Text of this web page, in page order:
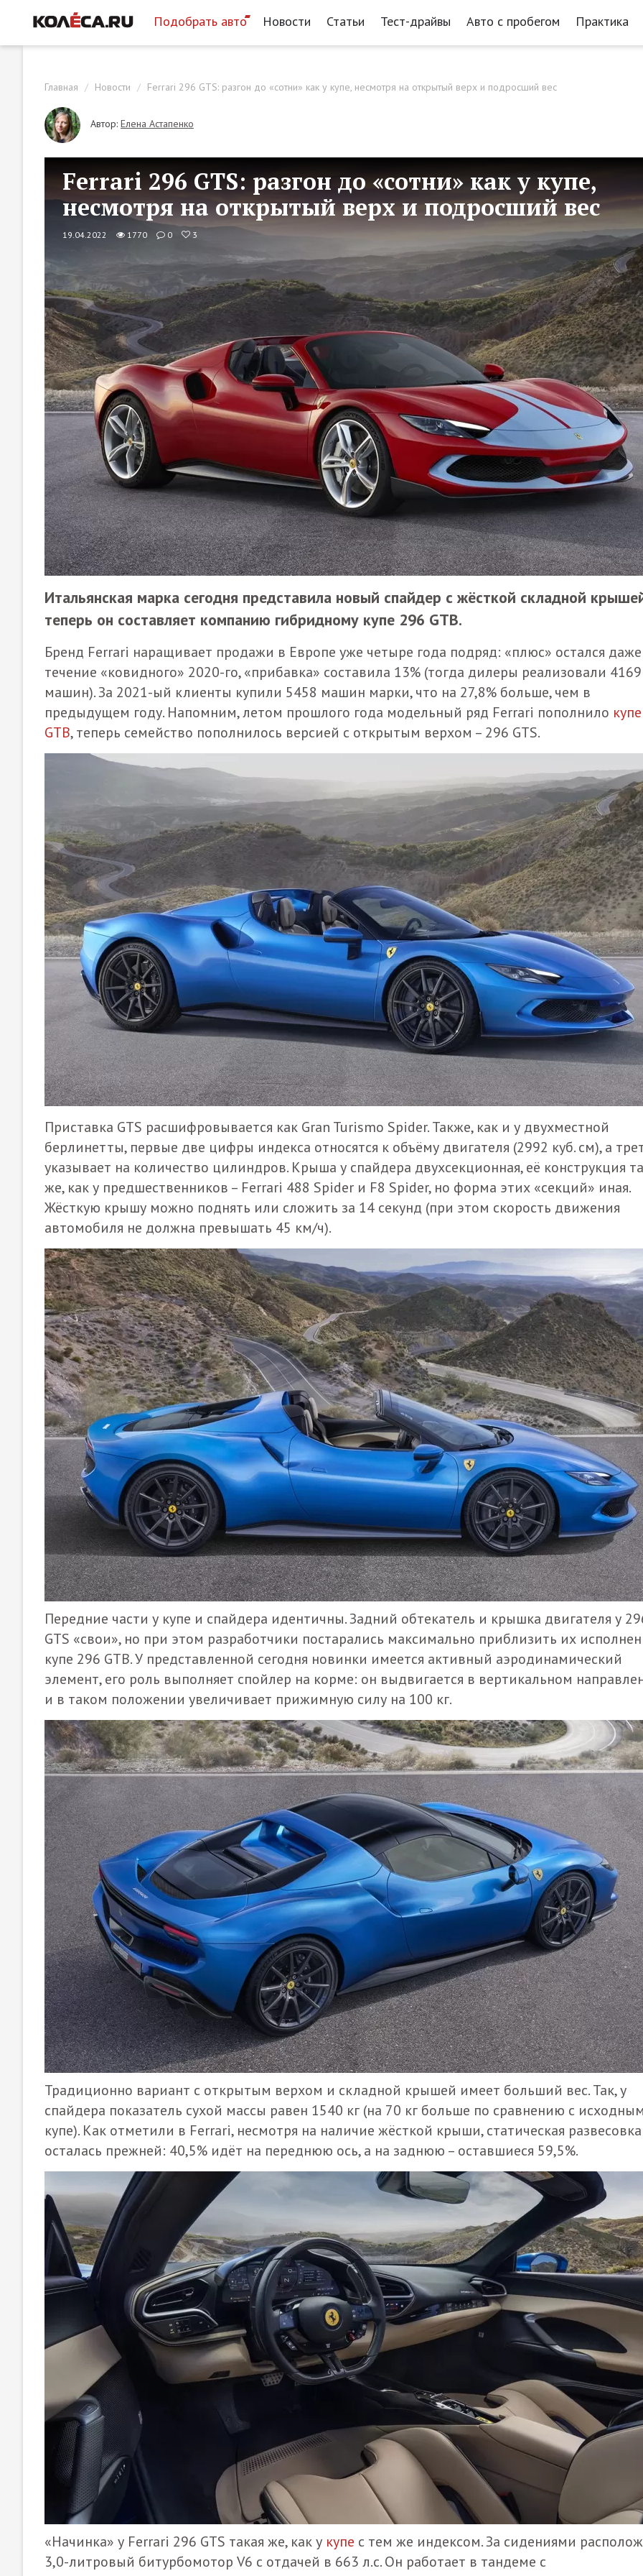
Подобрать авто Новости Статьи Тест-драйвы Авто с пробегом Практика
Главная Новости Ferrari 296 GTS: разгон до «сотни» как у купе, несмотря на открытый верх и подросший вес
Автор: Елена Астапенко
Ferrari 296 GTS: разгон до «сотни» как у купе,
несмотря на открытый верх и подросший вес
19.04.2022 1770 0 3
Итальянская марка сегодня представила новый спайдер с жёсткой складной
теперь он составляет компанию гибридному купе 296 GTB.
Бренд Ferrari наращивает продажи в Европе уже четыре года подряд: «плюс» остался
течение «ковидного» 2020-го, «прибавка» составила 13% (тогда дилеры реализовали 4169
машин). За 2021-ый клиенты купили 5458 машин марки, что на 27,8% больше, чем в
предыдущем году. Напомним, летом прошлого года модельный ряд Ferrari пополнило
GTB, теперь семейство пополнилось версией с открытым верхом – 296 GTS.
Приставка GTS расшифровывается как Gran Turismo Spider. Также, как и у двухместной
берлинетты, первые две цифры индекса относятся к объёму двигателя (2992 куб. см), а
указывает на количество цилиндров. Крыша у спайдера двухсекционная, её конструкция
же, как у предшественников – Ferrari 488 Spider и F8 Spider, но форма этих «секций» иная.
Жёсткую крышу можно поднять или сложить за 14 секунд (при этом скорость движения
автомобиля не должна превышать 45 км/ч).
Передние части у купе и спайдера идентичны. Задний обтекатель и крышка двигателя у
GTS «свои», но при этом разработчики постарались максимально приблизить их
купе 296 GTB. У представленной сегодня новинки имеется активный аэродинамический
элемент, его роль выполняет спойлер на корме: он выдвигается в вертикальном
и в таком положении увеличивает прижимную силу на 100 кг.
Традиционно вариант с открытым верхом и складной крышей имеет больший вес. Так, у
спайдера показатель сухой массы равен 1540 кг (на 70 кг больше по сравнению с
купе). Как отметили в Ferrari, несмотря на наличие жёсткой крыши, статическая развесовка
осталась прежней: 40,5% идёт на переднюю ось, а на заднюю – оставшиеся 59,5%.
«Начинка» у Ferrari 296 GTS такая же, как у купе с тем же индексом. За сидениями
3,0-литровый битурбомотор V6 с отдачей в 663 л.с. Он работает в тандеме с